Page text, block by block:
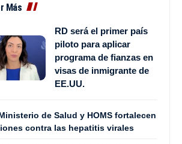
Más
RD será el primer país
piloto para aplicar
programa de fianzas en
visas de inmigrante de
EE.UU.
de Salud y HOMS fortalecen
contra las hepatitis virales